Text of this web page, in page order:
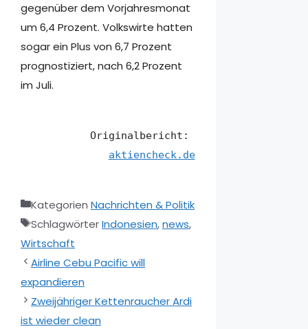
gegenüber dem Vorjahresmonat
um 6,4 Prozent. Volkswirte hatten
sogar ein Plus von 6,7 Prozent
prognostiziert, nach 6,2 Prozent
im Juli.
aktiencheck.de
Kategorien Nachrichten & Politik
SchlagwörterIndonesien,news,
Wirtschaft
Airline Cebu Pacific will
expandieren
Zweijähriger Kettenraucher Ardi
ist wieder clean